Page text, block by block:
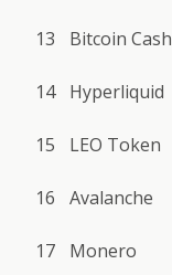
13 Bitcoin Cash
14 Hyperliquid
15 LEO Token
16 Avalanche
17 Monero